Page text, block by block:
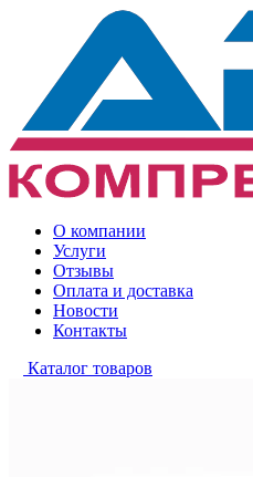
О компании
Услуги
Отзывы
Оплата и доставка
Новости
Контакты
Каталог товаров